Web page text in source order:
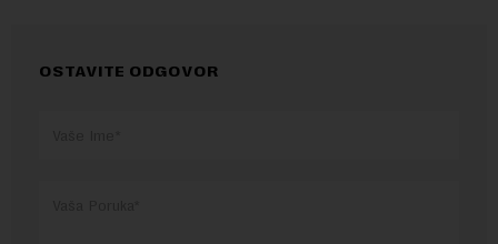
OSTAVITE ODGOVOR